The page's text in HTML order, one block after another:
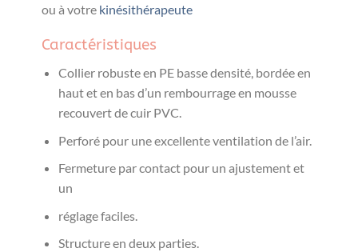
ou à votre kinésithérapeute
Caractéristiques
Collier robuste en PE basse densité, bordée en
haut et en bas d’un rembourrage en mousse
recouvert de cuir PVC.
Perforé pour une excellente ventilation de l’air.
Fermeture par contact pour un ajustement et
un
réglage faciles.
Structure en deux parties.